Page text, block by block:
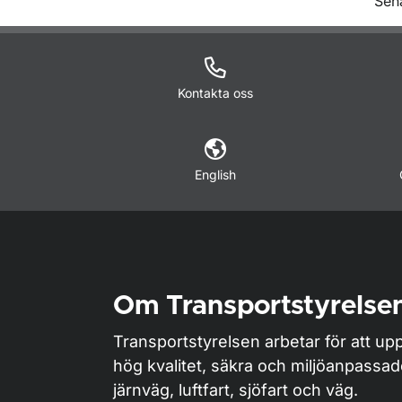
Kontakta oss
English
Om
Transportstyrelsen arbetar för att
hög kvalitet, säkra och
järnväg, luftfart, sjöfart och väg.